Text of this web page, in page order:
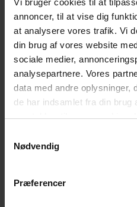
annoncer, til at vise dig
at analysere vores trafik. Vi
din brug af vores website
sociale medier,
analysepartnere. Vores
data med andre oplysninger,
de har indsamlet fra din brug
samtykker til vores cookies,
Nødvendig
Præferencer
Tyskland
Vis alle omtaler
Lejeinformation
Bureau